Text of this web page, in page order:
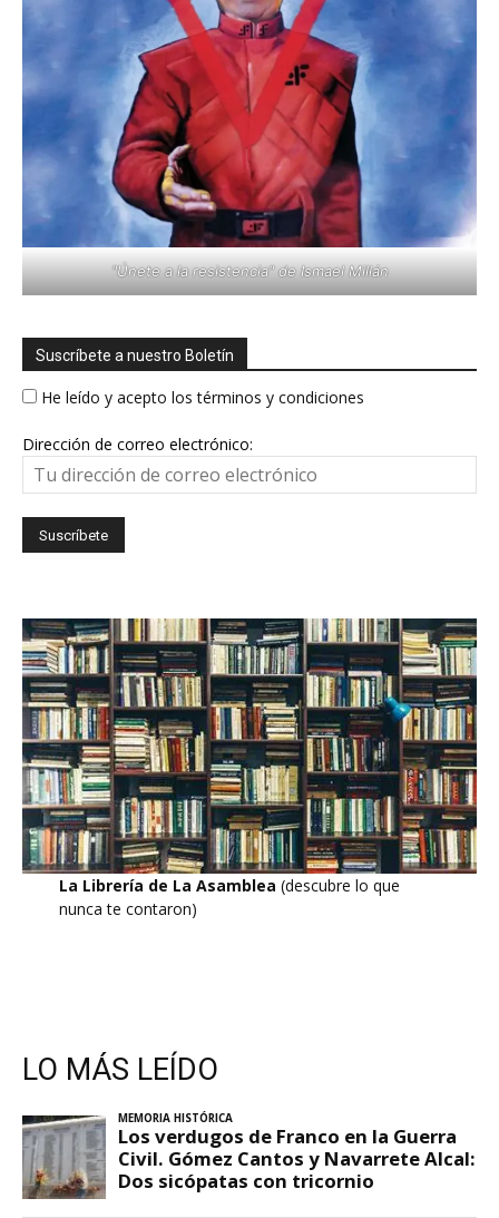
"Únete a la resistencia" de Ismael Millán
Suscríbete a nuestro Boletín
He leído y acepto los términos y condiciones
Dirección de correo electrónico:
La Librería de La Asamblea (descubre lo que
nunca te contaron)
LO MÁS LEÍDO